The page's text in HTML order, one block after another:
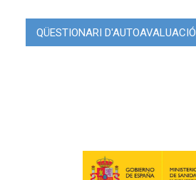
QÜESTIONARI D'AUTOAVALUACIÓ